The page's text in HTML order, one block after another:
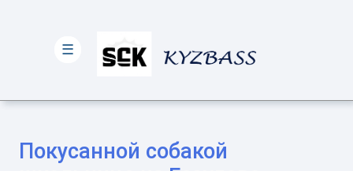
Покусанной собакой
☰